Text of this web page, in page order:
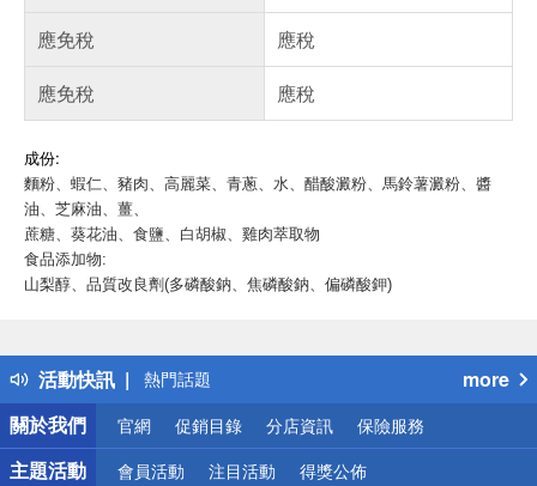
應免稅
應稅
應免稅
應稅
成份:
麵粉、蝦仁、豬肉、高麗菜、青蔥、水、醋酸澱粉、馬鈴薯澱粉、醬
油、芝麻油、薑、
蔗糖、葵花油、食鹽、白胡椒、雞肉萃取物
食品添加物:
山梨醇、品質改良劑(多磷酸鈉、焦磷酸鈉、偏磷酸鉀)
活動快訊
得獎公告
熱門話題
銀行優惠
偏遠地區配送
詐騙網頁！請小心！
more
關於我們
官網 促銷目錄 分店資訊 保險服務
主題活動 會員活動 注目活動 得獎公佈